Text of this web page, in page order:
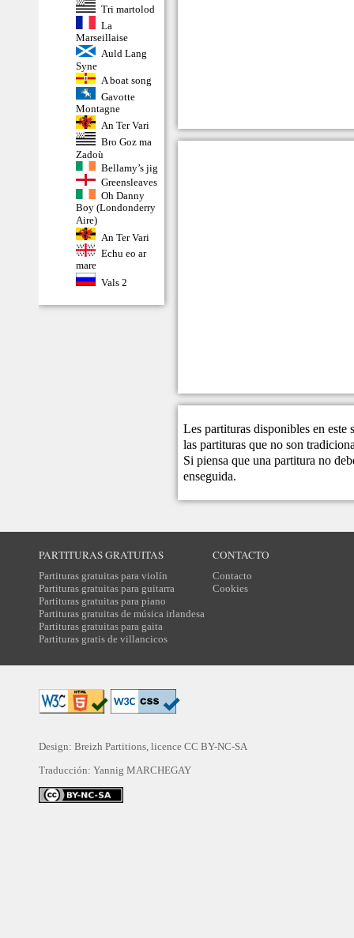
Tri martolod
La
Marseillaise
Auld Lang
Syne
A boat song
Gavotte
Montagne
An Ter Vari
Bro Goz ma
Zadoù
Bellamy’s jig
Greensleaves
Oh Danny
Boy (Londonderry
Aire)
An Ter Vari
Echu eo ar
mare
Vals 2
Les partituras disponibles en este
las partituras que no son
Si piensa que una partitura no
enseguida.
PARTITURAS GRATUITAS
Partituras gratuitas para violín
Partituras gratuitas para guitarra
Partituras gratuitas para piano
Partituras gratuitas de música irlandesa
Partituras gratuitas para gaita
Partituras gratis de villancicos
CONTACTO
Contacto
Cookies
Design: Breizh Partitions, licence CC BY-NC-SA
Traducción: Yannig MARCHEGAY